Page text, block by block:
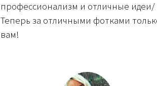
профессионализм и отличные идеи/
Теперь за отличными фотками
вам!